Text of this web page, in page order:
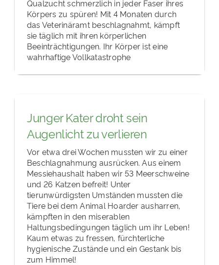
Qualzucht schmerzlich in jeder Faser ihres
Körpers zu spüren! Mit 4 Monaten durch
das Veterinäramt beschlagnahmt, kämpft
sie täglich mit ihren körperlichen
Beeinträchtigungen. Ihr Körper ist eine
wahrhaftige Vollkatastrophe
Junger Kater droht sein
Augenlicht zu verlieren
Vor etwa drei Wochen mussten wir zu einer
Beschlagnahmung ausrücken. Aus einem
Messiehaushalt haben wir 53 Meerschweine
und 26 Katzen befreit! Unter
tierunwürdigsten Umständen mussten die
Tiere bei dem Animal Hoarder ausharren,
kämpften in den miserablen
Haltungsbedingungen täglich um ihr Leben!
Kaum etwas zu fressen, fürchterliche
hygienische Zustände und ein Gestank bis
zum Himmel!